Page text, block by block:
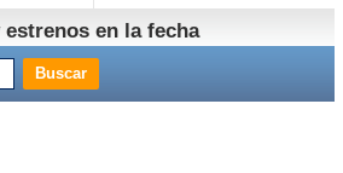
en la fecha